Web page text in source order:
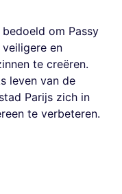
om Passy
en
te creëren.
leven van de
Parijs zich in
te verbeteren.